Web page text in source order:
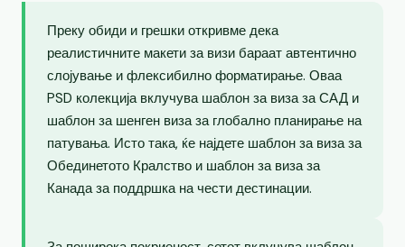
Преку обиди и грешки откривме дека
реалистичните макети за визи бараат автентично
слојување и флексибилно форматирање. Оваа
PSD колекција вклучува шаблон за виза за САД и
шаблон за шенген виза за глобално планирање на
патувања. Исто така, ќе најдете шаблон за виза за
Обединетото Кралство и шаблон за виза за
Канада за поддршка на чести дестинации.